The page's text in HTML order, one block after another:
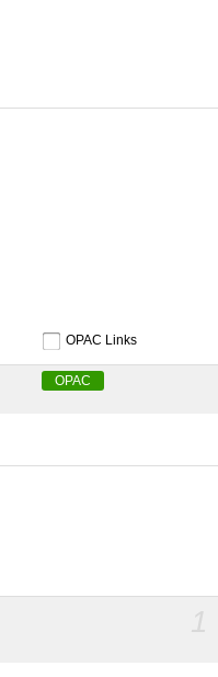
OPAC Links
OPAC